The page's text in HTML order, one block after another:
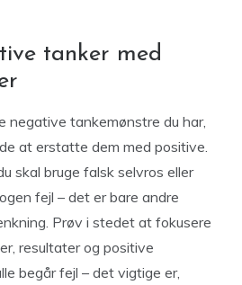
tanker med
negative tankemønstre du har,
at erstatte dem med positive.
skal bruge falsk selvros eller
fejl – det er bare andre
Prøv i stedet at fokusere
resultater og positive
begår fejl – det vigtige er,